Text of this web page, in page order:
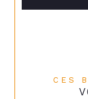
CES